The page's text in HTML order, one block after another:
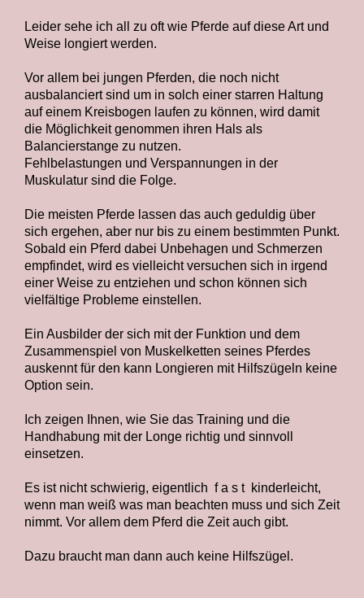
Leider sehe ich all zu oft wie Pferde auf diese Art und
Weise longiert werden.
Vor allem bei jungen Pferden, die noch nicht
ausbalanciert sind um in solch einer starren Haltung
auf einem Kreisbogen laufen zu können, wird damit
die Möglichkeit genommen ihren Hals als
Balancierstange zu nutzen.
Fehlbelastungen und Verspannungen in der
Muskulatur sind die Folge.
Die meisten Pferde lassen das auch geduldig über
sich ergehen, aber nur bis zu einem bestimmten Punkt.
Sobald ein Pferd dabei Unbehagen und Schmerzen
empfindet, wird es vielleicht versuchen sich in irgend
einer Weise zu entziehen und schon können sich
vielfältige Probleme einstellen.
Ein Ausbilder der sich mit der Funktion und dem
Zusammenspiel von Muskelketten seines Pferdes
auskennt für den kann Longieren mit Hilfszügeln keine
Option sein.
Ich zeigen Ihnen, wie Sie das Training und die
Handhabung mit der Longe richtig und sinnvoll
einsetzen.
Es ist nicht schwierig, eigentlich f a s t kinderleicht,
wenn man weiß was man beachten muss und sich Zeit
nimmt. Vor allem dem Pferd die Zeit auch gibt.
Dazu braucht man dann auch keine Hilfszügel.